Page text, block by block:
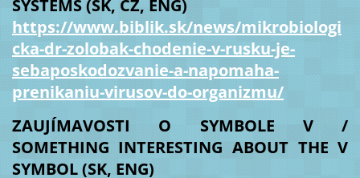
SYSTEMS (SK, CZ, ENG)
https://www.biblik.sk/news/mikrobiologi
cka-dr-zolobak-chodenie-v-rusku-je-
sebaposkodozvanie-a-napomaha-
prenikaniu-virusov-do-organizmu/
ZAUJÍMAVOSTI O SYMBOLE V /
SOMETHING INTERESTING ABOUT THE V
SYMBOL (SK, ENG)